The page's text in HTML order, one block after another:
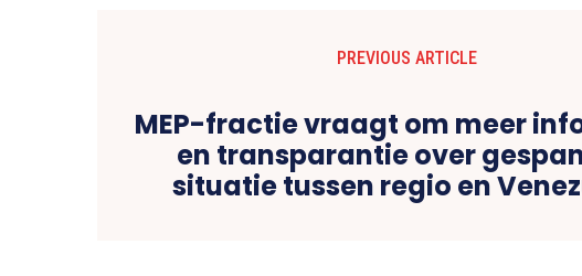
PREVIOUS ARTICLE
MEP-fractie vraagt om meer
en transparantie over
situatie tussen regio en